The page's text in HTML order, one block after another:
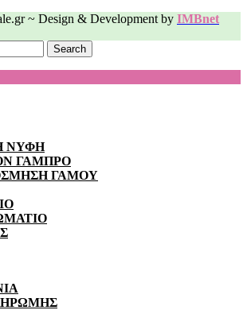
~ Design & Development by IMBnet
Search
ΝΥΦΗ
ΓΑΜΠΡΟ
ΓΑΜΟΥ